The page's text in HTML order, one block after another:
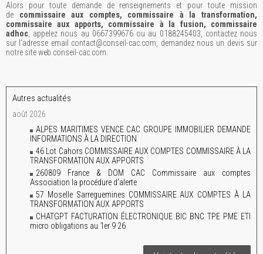
Alors pour toute demande de renseignements et pour toute mission
de commissaire aux comptes, commissaire à la transformation,
commissaire aux apports, commissaire à la fusion, commissaire
adhoc , appelez nous au 0667399676 ou au 0188245403, contactez nous
sur l'adresse email contact@conseil-cac.com, demandez nous un devis sur
notre site web conseil-cac.com.
Autres actualités
août 2026
ALPES MARITIMES VENCE CAC GROUPE IMMOBILIER DEMANDE
INFORMATIONS À LA DIRECTION
46 Lot Cahors COMMISSAIRE AUX COMPTES COMMISSAIRE À LA
TRANSFORMATION AUX APPORTS
260809 France & DOM CAC Commissaire aux comptes
Association la procédure d’alerte
57 Moselle Sarreguemines COMMISSAIRE AUX COMPTES À LA
TRANSFORMATION AUX APPORTS
CHATGPT FACTURATION ÉLECTRONIQUE BIC BNC TPE PME ETI
micro obligations au 1er 9 26